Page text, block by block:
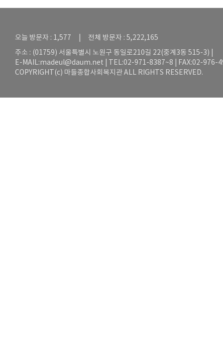
오늘 방문자 : 1,577 | 전체 방문자 : 5,222,165
주소 : (01759) 서울특별시 노원구 동일로210길 22(중계3동 515-3) |
E-MAIL:madeul@daum.net | TEL:02-971-8387~8 | FAX:02-976-
COPYRIGHT(c) 마들종합사회복지관 ALL RIGHTS RESERVED.